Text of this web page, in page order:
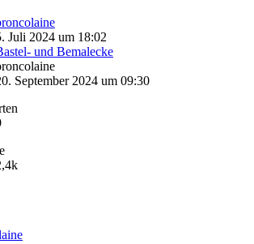
Juli 2024 um 18:02
und Bemalecke
September 2024 um 09:30